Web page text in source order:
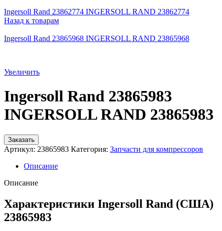
Ingersoll Rand 23862774 INGERSOLL RAND 23862774
Назад к товарам
Ingersoll Rand 23865968 INGERSOLL RAND 23865968
Увеличить
Ingersoll Rand 23865983
INGERSOLL RAND 23865983
Заказать
Артикул: 23865983 Категория: Запчасти для компрессоров
Описание
Описание
Характеристики Ingersoll Rand (США)
23865983